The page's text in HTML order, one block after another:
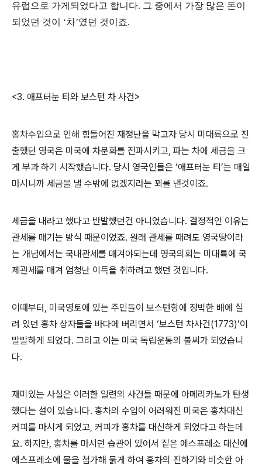
유럽으로 가게되었다고 합니다. 그 중에서 가장 많은 돈이
되었던 것이
‘차’였던 것이죠.
<3. 애프터눈 티와 보스턴 차 사건>
홍차수입으로 인해 힘들어진 재정난을 막고자 당시 미대륙으로 진
출했던 영국은 미국에 차문화를 전파시키고, 파는 차에 세금을 크
게 부과 하기 시작했습니다. 당시 영국인들은 ‘애프터눈 티 ’는 매일
마시니까 세금을 낼 수밖에 없겠지라는 꾀를 낸것이죠.
세금을 내라고 했다고 반발했던건 아니었습니다. 결정적인 이유는
관세를 매기는 방식 때문이었죠. 원래 관세를 때려도 영국땅이라
는 개념에서는 국내관세를 매겨야되는데 영국의회는 미대륙에 국
제관세를 매겨 엄청난 이득을 취하려고 했던 것입니다.
이때부터, 미국영토에 있는 주민들이 보스턴항에 정박한 배에 실
려 있던 홍차 상자들을 바다에 버리면서 ‘보스턴 차사건(1773)’이
발발하게 되었다. 그리고 이는 미국 독립운동의 불씨가 되었습니
다.
재미있는 사실은 이러한 일련의 사건들 때문에 아메리카노가 탄생
했다는 설이 있습니다. 홍차의 수입이 어려워진 미국은 홍차대신
커피를 마시게 되었고, 커피가 홍차를 대신하게 되었다고 하는데
요. 하지만, 홍차를 마시던 습관이 있어서 짙은 에스프레소 대신에
에스프레소에 물을 첨가해 묽게 하여 홍차의 진하기와 비슷한 아